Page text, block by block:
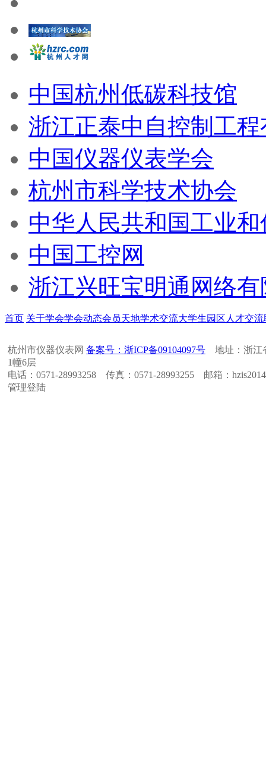
中国杭州低碳科技馆
浙江正泰中自控制工
中国仪器仪表学会
杭州市科学技术协会
中华人民共和国工业
中国工控网
浙江兴旺宝明通网络
首页 关于学会学会动态会员天地学术交流大学生园区 人才交流
杭州市仪器仪表网 备案号：浙ICP备09104097号 地址：浙江
1幢6层
电话：0571-28993258 传真：0571-28993255 邮箱：
管理登陆